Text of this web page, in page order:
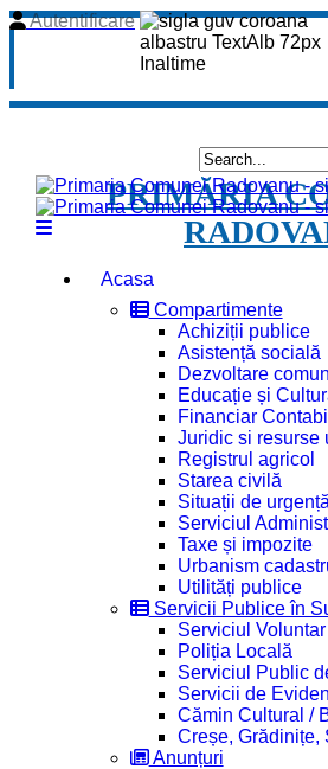
Autentificare
PRIMĂRIA
Acasa
Compartimente
Achiziții publice
Asistență socială
Dezvoltare
Educație și
Financiar Contabil
Juridic si resurse
Registrul agricol
Starea civilă
Situații de urgență
Serviciul
Taxe și impozite
Urbanism
Utilități publice
Servicii Publice în
Serviciul
Poliția Locală
Serviciul Public
Servicii de
Cămin Cultural /
Creșe, Grădinițe,
Anunțuri